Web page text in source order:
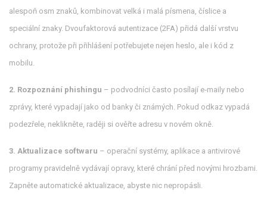
alespoň osm znaků, kombinovat velká i malá písmena, číslice a
speciální znaky. Dvoufaktorová autentizace (2FA) přidá další vrstvu
ochrany, protože při přihlášení potřebujete nejen heslo, ale i kód z
mobilu.
2. Rozpoznání phishingu – podvodníci často posílají e‑maily nebo
zprávy, které vypadají jako od banky či známých. Pokud odkaz vypadá
podezřele, neklikněte, raději si ověřte adresu v novém okně.
3. Aktualizace softwaru – operační systémy, aplikace a antivirové
programy pravidelně vydávají opravy, které chrání před novými hrozbami.
Zapněte automatické aktualizace, abyste nic nepropásli.